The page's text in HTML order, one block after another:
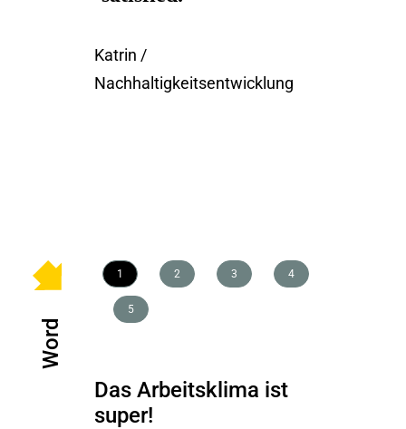
Katrin /
Nachhaltigkeitsentwicklung
Word
1 2 3 4
5
Das Arbeitsklima ist
super!